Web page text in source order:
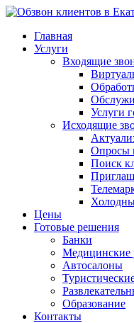
Главная
Услуги
Входящие
Услуги
Исходящие
Опросы
Поиск
Цены
Готовые решения
Банки
Медицинские
Автосалоны
Образование
Контакты